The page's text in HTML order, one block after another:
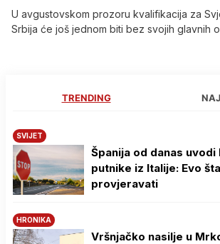
U avgustovskom prozoru kvalifikacija za
Srbija će još jednom biti bez svojih glavnih
TRENDING
SVIJET
Španija od danas
putnike iz Italije: Evo
provjeravati
HRONIKA
Vršnjačko nasilje u